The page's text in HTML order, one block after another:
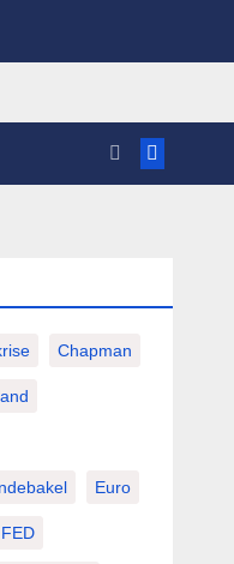
Chapman
Euro
FED